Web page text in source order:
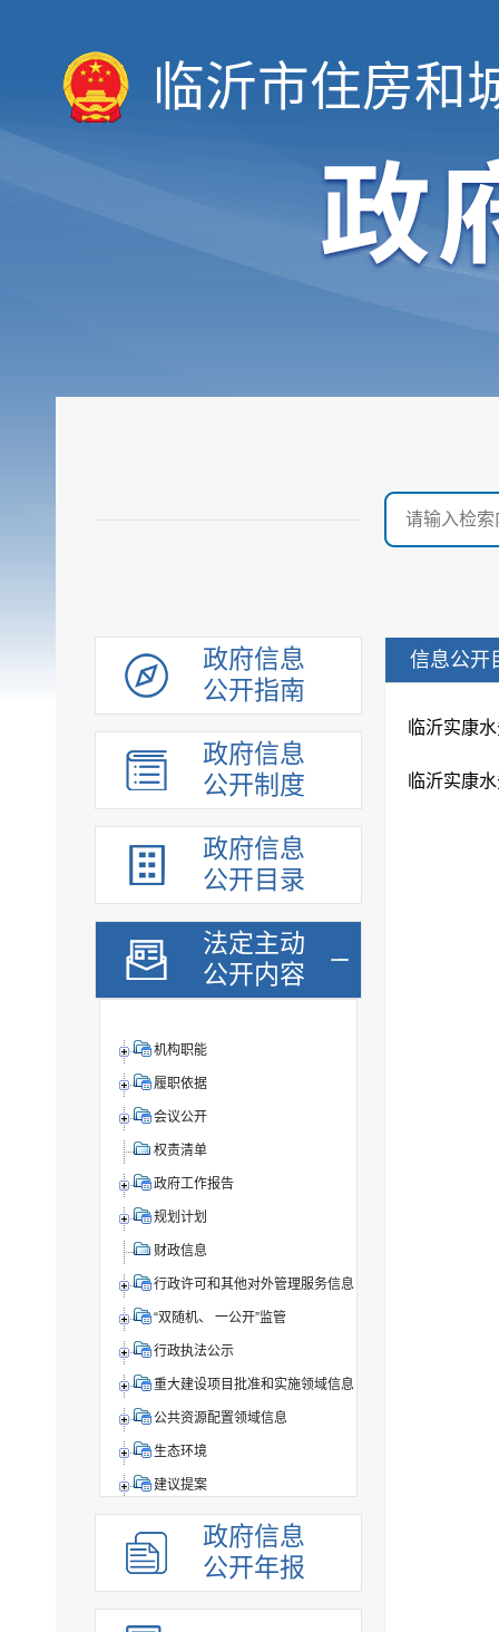
临沂市住房和
政府信息
公开指南
政府信息
公开制度
政府信息
公开目录
法定主动
公开内容
机构职能
履职依据
会议公开
权责清单
政府工作报告
规划计划
财政信息
行政许可和其他对外管理服务信息
“双随机、 一公开”监管
行政执法公示
重大建设项目批准和实施领域信息
公共资源配置领域信息
生态环境
建议提案
组织管理
应急管理
政府信息
公开年报
信息公开
临沂实康
临沂实康